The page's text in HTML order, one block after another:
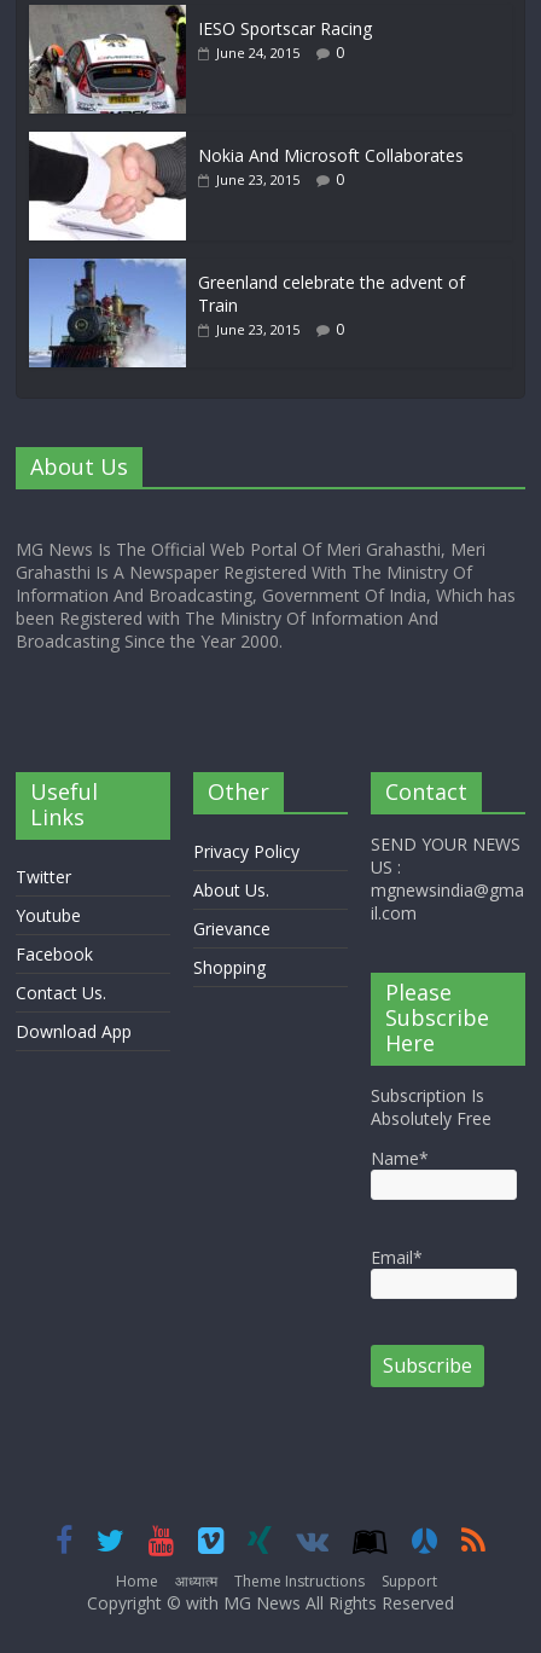
IESO Sportscar Racing
June 24, 2015 0
Nokia And Microsoft Collaborates
June 23, 2015 0
Greenland celebrate the advent of
Train
June 23, 2015 0
About Us
MG News Is The Official Web Portal Of Meri Grahasthi, Meri
Grahasthi Is A Newspaper Registered With The Ministry Of
Information And Broadcasting, Government Of India, Which has
been Registered with The Ministry Of Information And
Broadcasting Since the Year 2000.
Useful
Links
Twitter
Youtube
Facebook
Contact Us.
Download App
Other
Privacy Policy
About Us.
Grievance
Shopping
Contact
SEND YOUR NEWS
US :
mgnewsindia@gma
il.com
Please
Subscribe
Here
Subscription Is
Absolutely Free
Name*
Email*
Home आध्यात्म Theme Instructions Support
Copyright © with MG News All Rights Reserved